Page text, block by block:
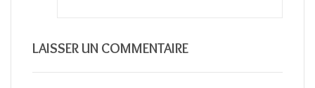
LAISSER UN COMMENTAIRE